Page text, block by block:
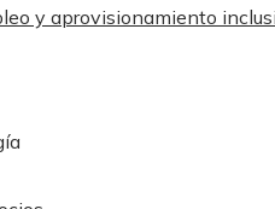
y aprovisionamiento